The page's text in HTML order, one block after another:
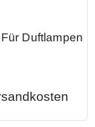
Duftlampen